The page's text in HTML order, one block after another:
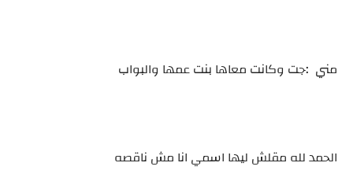
مني :جت وكانت معاها بنت عمها والبواب
الحمد لله مقلش ليها اسمي انا مش ناقصه